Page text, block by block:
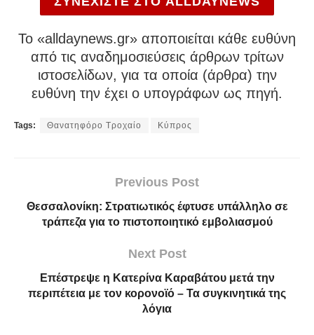
To «alldaynews.gr» αποποιείται κάθε ευθύνη
από τις αναδημοσιεύσεις άρθρων τρίτων
ιστοσελίδων, για τα οποία (άρθρα) την
ευθύνη την έχει ο υπογράφων ως πηγή.
Tags: Θανατηφόρο Τροχαίο Κύπρος
Previous Post
Θεσσαλονίκη: Στρατιωτικός έφτυσε υπάλληλο σε
τράπεζα για το πιστοποιητικό εμβολιασμού
Next Post
Επέστρεψε η Κατερίνα Καραβάτου μετά την
περιπέτεια με τον κορονοϊό – Τα συγκινητικά της
λόγια